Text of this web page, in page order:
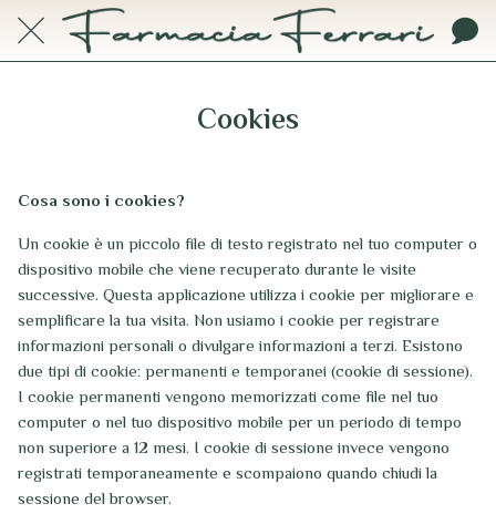
Cookies
Cosa sono i cookies?
Un cookie è un piccolo file di testo registrato nel tuo computer o
dispositivo mobile che viene recuperato durante le visite
successive. Questa applicazione utilizza i cookie per migliorare e
semplificare la tua visita. Non usiamo i cookie per registrare
informazioni personali o divulgare informazioni a terzi. Esistono
due tipi di cookie: permanenti e temporanei (cookie di sessione).
I cookie permanenti vengono memorizzati come file nel tuo
computer o nel tuo dispositivo mobile per un periodo di tempo
non superiore a 12 mesi. I cookie di sessione invece vengono
registrati temporaneamente e scompaiono quando chiudi la
sessione del browser.